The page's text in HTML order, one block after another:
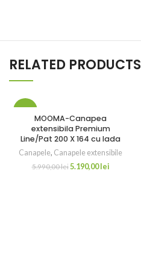
RELATED PRODUCTS
MOOMA-Canapea
extensibila Premium
Line/Pat 200 X 164 cu lada
Canapele, Canapele extensibile
5.990,00lei5.190,00 lei